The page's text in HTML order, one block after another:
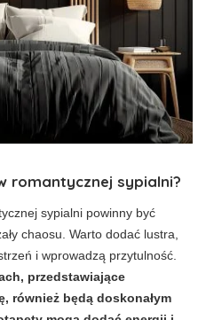
romantycznej sypialni?
sypialni powinny być
chaosu. Warto dodać lustra,
i wprowadzą przytulność.
przedstawiające
również będą doskonałym